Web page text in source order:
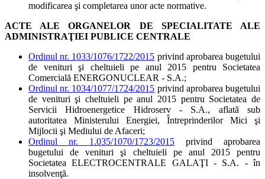
modificarea şi completarea unor acte normative.
ACTE ALE ORGANELOR DE SPECIALITATE ALE
ADMINISTRAŢIEI PUBLICE CENTRALE
Ordinul nr. 1033/1076/1722/2015 privind aprobarea bugetului
de venituri şi cheltuieli pe anul 2015 pentru Societatea
Comercială ENERGONUCLEAR - S.A.;
Ordinul nr. 1034/1077/1724/2015 privind aprobarea bugetului
de venituri şi cheltuieli pe anul 2015 pentru Societatea de
Servicii Hidroenergetice Hidroserv - S.A., aflată sub
autoritatea Ministerului Energiei, Întreprinderilor Mici şi
Mijlocii şi Mediului de Afaceri;
Ordinul nr. 1.035/1070/1723/2015 privind aprobarea
bugetului de venituri şi cheltuieli pe anul 2015 pentru
Societatea ELECTROCENTRALE GALAŢI - S.A. - în
insolvenţă.